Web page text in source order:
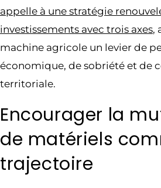
appelle à une stratégie
investissements avec trois axes,
machine agricole un levier de
économique, de sobriété et de
territoriale.
Encourager la
de matériels
trajectoire